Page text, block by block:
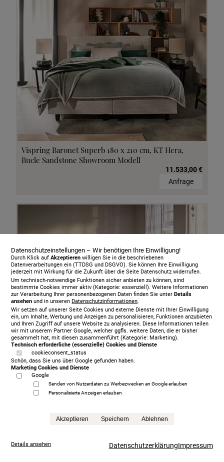
Vispring Baronet Superb 180 x 210 cm, KT Hera,
Bucle Sandstone Showroom Modell
11.533,00 €
Anfrage
Vispring Herald Superb 180 x 210 cm, KT Achilles,
2055 Two Tones - Biscuit | Showroom Modell
statt16.642,00 € sofort verfügbar
Datenschutzeinstellungen – Wir benötigen Ihre Einwilligung!
Durch Klick aufAkzeptieren willigen Sie in die beschriebenen
Datenverarbeitungen ein (TTDSG und DSGVO). Sie können Ihre Einwilligung
jederzeit mit Wirkung für die Zukunft über die Seite Datenschutz widerrufen.
Um technisch-notwendige Funktionen sicher anbieten zu können, sind
bestimmte Cookies immer aktiv (Kategorie: essenziell). Weitere Informationen
zur Verarbeitung Ihrer personenbezogenen Daten finden Sie unterDetails
ansehen und in unserenDatenschutzinformationen.
Wir setzen auf unserer Seite Cookies und externe Dienste mit Ihrer Einwilligung
ein, um Inhalte, Werbung und Anzeigen zu personalisieren, Funktionen anzubieten
und Ihren Zugriff auf unsere Website zu analysieren. Diese Informationen teilen
wir mit unserem Partner Google, welcher ggfls. weitere Daten, die er bisher
gesammelt hat, mit diesen zusammenführt (Kategorie: Marketing).
Technisch erforderliche (essenzielle) Cookies und Dienste
cookieconsent_status
Schön, dass Sie uns über Google gefunden haben.
Marketing Cookies und Dienste
Google
Senden von Nutzerdaten zu Werbezwecken an Google erlauben
Personalisierte Anzeigen erlauben
Akzeptieren Speichern Ablehnen
Details ansehen DatenschutzerklärungImpressum